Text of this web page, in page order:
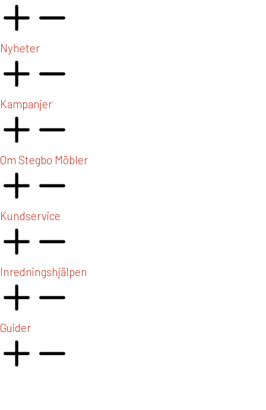
Nyheter
Kampanjer
Om Stegbo Möbler
Kundservice
Inredningshjälpen
Guider